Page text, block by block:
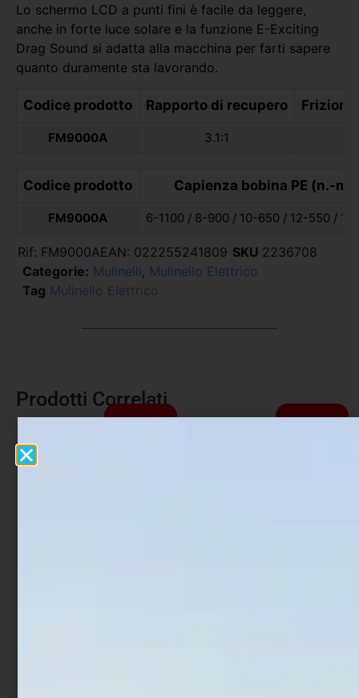
Lo schermo LCD a punti fini è facile da leggere,
anche in forte luce solare e la funzione E-Exciting
Drag Sound si adatta alla macchina per farti sapere
quanto duramente sta lavorando.
Codice prodotto Rapporto di recupero
FM9000A 3.1:1
Codice prodotto Capienza bobina PE (n.-m)
FM9000A 6-1100 / 8-900 / 10-650 / 12-550 /
Rif: FM9000AEAN: 022255241809 SKU 2236708
Categorie: Mulinelli , Mulinello Elettrico
Tag Mulinello Elettrico
Prodotti Correlati
In offerta! In offerta!